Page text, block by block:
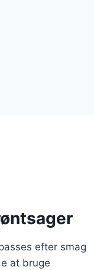
efter smag
at bruge